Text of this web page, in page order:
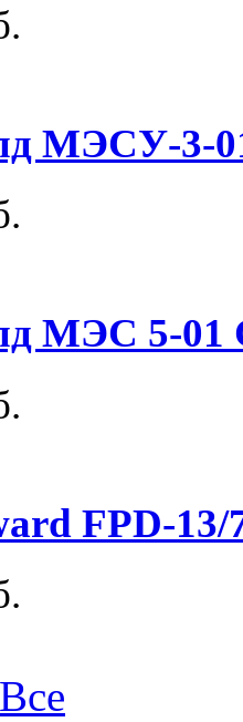
МЭСУ-3-
МЭС 5-01
FPD-13/
Все